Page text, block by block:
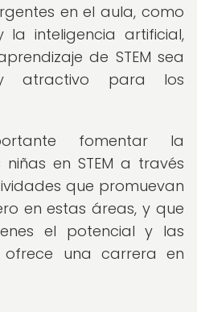
en el aula, como
inteligencia artificial,
de STEM sea
atractivo para los
fomentar la
en STEM a través
que promuevan
en estas áreas, y que
el potencial y las
ofrece una carrera en